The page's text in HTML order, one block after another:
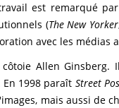
est remarqué
(The New Yorker
avec les médias
Allen Ginsberg.
1998 paraît Street
mais aussi de